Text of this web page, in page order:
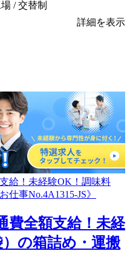
/ 交替制
詳細を表示
費全額支給！未経
の箱詰め・運搬